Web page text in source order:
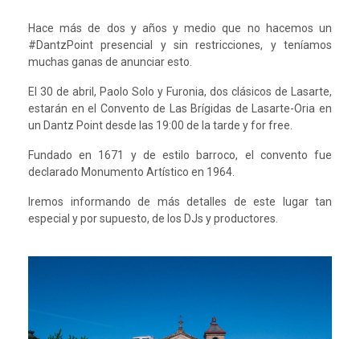
Hace más de dos y años y medio que no hacemos un
#DantzPoint presencial y sin restricciones, y teníamos
muchas ganas de anunciar esto.
El 30 de abril, Paolo Solo y Furonia, dos clásicos de Lasarte,
estarán en el Convento de Las Brígidas de Lasarte-Oria en
un Dantz Point desde las 19:00 de la tarde y for free.
Fundado en 1671 y de estilo barroco, el convento fue
declarado Monumento Artístico en 1964.
Iremos informando de más detalles de este lugar tan
especial y por supuesto, de los DJs y productores.